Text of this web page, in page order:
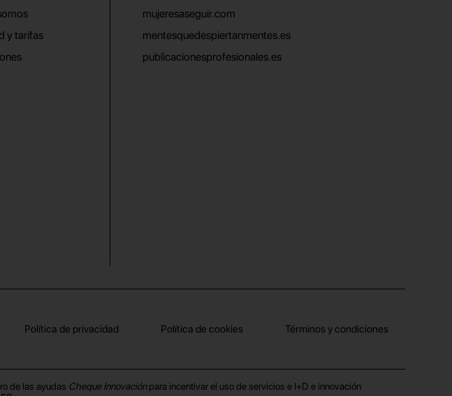
y tarifas
mujeresaseguir.com
mentesquedespiertanmentes.es
publicacionesprofesionales.es
Política de privacidad Política de cookies Términos y condiciones
de las ayudas Cheque Innovaciónpara incentivar el uso de servicios e I+D e innovación